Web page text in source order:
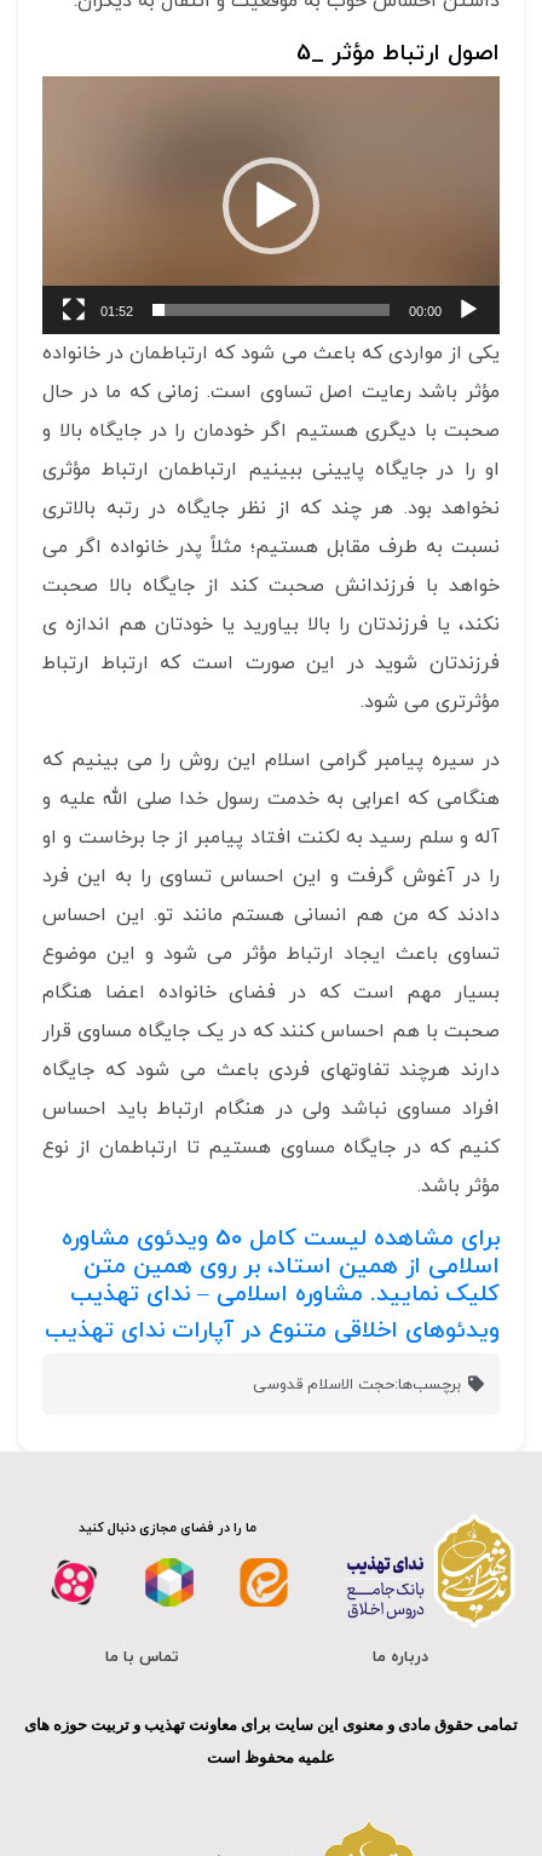
اصول ارتباط مؤثر _5
00:00
01:52
یکی از مواردی که باعث می شود که ارتباطمان در خانواده
مؤثر باشد رعایت اصل تساوی است. زمانی که ما در حال
صحبت با دیگری هستیم اگر خودمان را در جایگاه بالا و
او را در جایگاه پایینی ببینیم ارتباطمان ارتباط مؤثری
نخواهد بود. هر چند که از نظر جایگاه در رتبه بالاتری
نسبت به طرف مقابل هستیم؛ مثلاً پدر خانواده اگر می
خواهد با فرزندانش صحبت کند از جایگاه بالا صحبت
نکند، یا فرزندتان را بالا بیاورید یا خودتان هم اندازه ی
فرزندتان شوید در این صورت است که ارتباط ارتباط
مؤثرتری می شود.
در سیره پیامبر گرامی اسلام این روش را می بینیم که
هنگامی که اعرابی به خدمت رسول خدا صلی الله علیه و
آله و سلم رسید به لکنت افتاد پیامبر از جا برخاست و او
را در آغوش گرفت و این احساس تساوی را به این فرد
دادند که من هم انسانی هستم مانند تو. این احساس
تساوی باعث ایجاد ارتباط مؤثر می شود و این موضوع
بسیار مهم است که در فضای خانواده اعضا هنگام
صحبت با هم احساس کنند که در یک جایگاه مساوی قرار
دارند هرچند تفاوتهای فردی باعث می شود که جایگاه
افراد مساوی نباشد ولی در هنگام ارتباط باید احساس
کنیم که در جایگاه مساوی هستیم تا ارتباطمان از نوع
مؤثر باشد.
برای مشاهده لیست کامل 50 ویدئوی مشاوره
اسلامی از همین استاد، بر روی همین متن
کلیک نمایید. مشاوره اسلامی – ندای تهذیب
ویدئوهای اخلاقی متنوع در آپارات ندای تهذیب
برچسب‌ها:حجت الاسلام قدوسی
ما را در فضای مجازی دنبال کنید
درباره ما تماس با ما
تمامی حقوق مادی و معنوی این سایت برای معاونت تهذیب و تربیت حوزه های
علمیه محفوظ است